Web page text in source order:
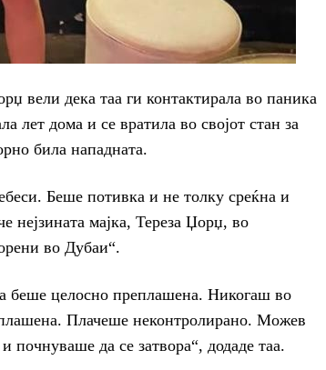
вели дека таа ги контактирала во паника
лет дома и се вратила во својот стан за
била нападната.
Беше потивка и не толку среќна и
нејзината мајка, Тереза ​​Џорџ, во
во Дубаи“.
беше целосно преплашена. Никогаш во
Плачеше неконтролирано. Можев
почнуваше да се затвора“, додаде таа.